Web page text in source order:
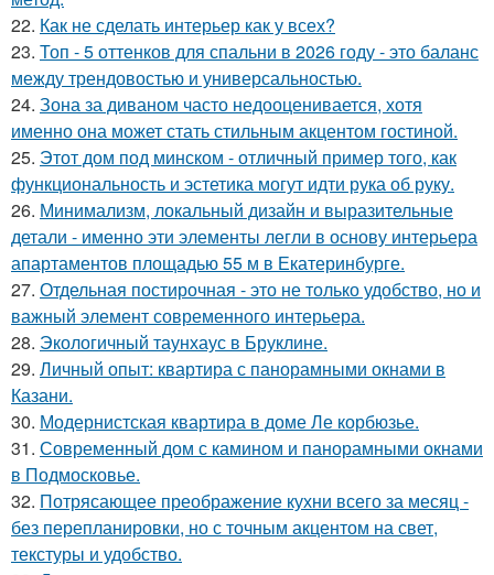
22. Как не сделать интерьер как у всех?
23. Топ - 5 оттенков для спальни в 2026 году - это баланс
между трендовостью и универсальностью.
24. Зона за диваном часто недооценивается, хотя
именно она может стать стильным акцентом гостиной.
25. Этот дом под минском - отличный пример того, как
функциональность и эстетика могут идти рука об руку.
26. Минимализм, локальный дизайн и выразительные
детали - именно эти элементы легли в основу интерьера
апартаментов площадью 55 м в Екатеринбурге.
27. Отдельная постирочная - это не только удобство, но и
важный элемент современного интерьера.
28. Экологичный таунхаус в Бруклине.
29. Личный опыт: квартира с панорамными окнами в
Казани.
30. Модернистская квартира в доме Ле корбюзье.
31. Современный дом с камином и панорамными окнами
в Подмосковье.
32. Потрясающее преображение кухни всего за месяц -
без перепланировки, но с точным акцентом на свет,
текстуры и удобство.